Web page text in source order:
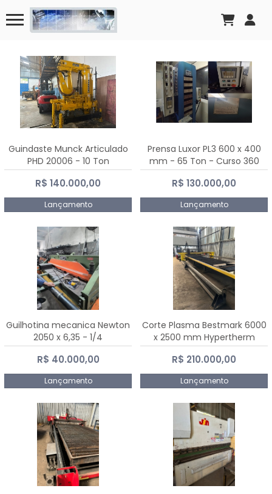
Guindaste Munck Articulado
PHD 20006 - 10 Ton
R$ 140.000,00
Lançamento
Prensa Luxor PL3 600 x 400
mm - 65 Ton - Curso 360
mm
R$ 130.000,00
Lançamento
Guilhotina mecanica Newton
2050 x 6,35 - 1/4
R$ 40.000,00
Lançamento
Corte Plasma Bestmark 6000
x 2500 mm Hypertherm
MaxPro 200
R$ 210.000,00
Lançamento